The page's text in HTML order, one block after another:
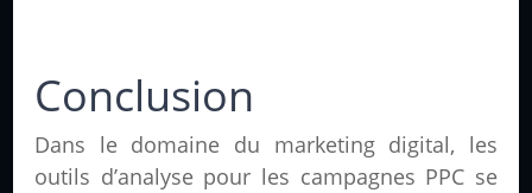
Conclusion
Dans le domaine du marketing digital, les
outils d’analyse pour les campagnes PPC se